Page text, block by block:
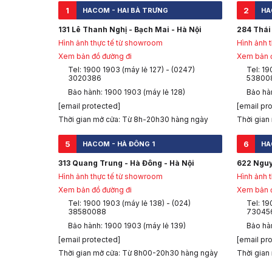
Click vào nút “Đăng Ký” trên website sự kiện
https://
Điền thông tin sản phẩm.
Nhận email kèm voucher khi đăng ký thành công.
https://us.gamesplanet.com/account/wallets
để đăng
5. Các lưu ý khác:
Không chấp nhận hóa đơn ko phải hóa đơn đỏ/ phiếu thu/ phiếu
Chương trình chỉ dành cho khách hàng mua lẻ từ cửa hàng, tất cả
ASUS sẽ kiểm tra và liên hệ gửi quà tới bạn trong 20 ngày làm việc
Chương trình không áp dụng đồng thời với các chương trình khuyến
Quà tặng không có giá trị quy đổi thành tiền mặt hoặc các giá trị
Trong trường hợp cần thiết nhằm bảo đảm quyền lợi khách hàng,
Mọi góp ý hay thắc mắc khác về chương trình, xin vui lòng post tại
1 HACOM - HAI BÀ TRƯNG
131 Lê Thanh Nghị - Bạch Mai - Hà Nội
Hình ảnh thực tế từ showroom
Xem bản đồ đường đi
Tel: 1900 1903 (máy lẻ 127) - (0247)
3020386
Bảo hành: 1900 1903 (máy lẻ 128)
[email protected]
Thời gian mở cửa: Từ 8h-20h30 hàng ngày
2
284 Thái
Hình ảnh
Xem bản
Tel:
Bảo
[email
Thời gian
5 HACOM - HÀ ĐÔNG 1
313 Quang Trung - Hà Đông - Hà Nội
Hình ảnh thực tế từ showroom
Xem bản đồ đường đi
Tel: 1900 1903 (máy lẻ 138) - (024)
38580088
Bảo hành: 1900 1903 (máy lẻ 139)
[email protected]
Thời gian mở cửa: Từ 8h00-20h30 hàng ngày
6
622
Hình ảnh
Xem bản
Tel:
Bảo
[email
Thời